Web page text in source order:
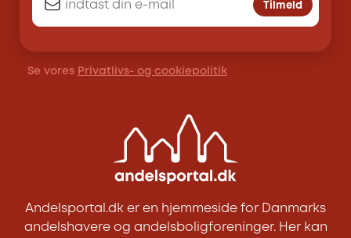
Tilmeld
Se vores Privatlivs- og cookiepolitik
Andelsportal.dk er en hjemmeside for Danmarks
andelshavere og andelsboligforeninger. Her kan